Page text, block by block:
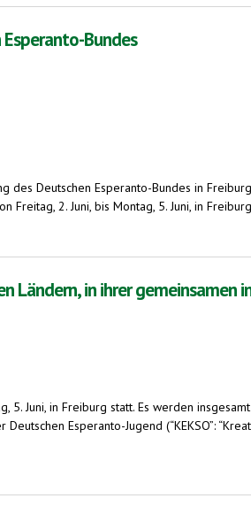
Bundes
Deutschen Esperanto-Bundes in
2. Juni, bis Montag, 5. Juni, in
Ländern, in ihrer gemeinsamen
5. Juni, in Freiburg statt. Es werden
Esperanto-Jugend (“KEKSO”:
internationalen Sprache